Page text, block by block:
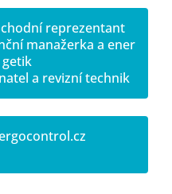
reprezentant
manažerka a ener
getik
a revizní technik
rgocontrol.cz